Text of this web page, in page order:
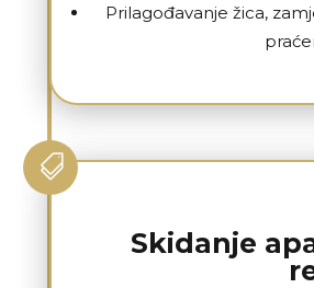
Prilagođavanje žica,

Skidanje